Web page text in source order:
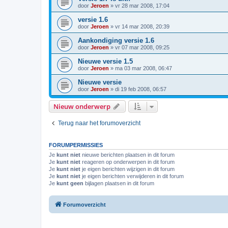
door Jeroen » vr 28 mar 2008, 17:04
versie 1.6
door Jeroen » vr 14 mar 2008, 20:39
Aankondiging versie 1.6
door Jeroen » vr 07 mar 2008, 09:25
Nieuwe versie 1.5
door Jeroen » ma 03 mar 2008, 06:47
Nieuwe versie
door Jeroen » di 19 feb 2008, 06:57
Nieuw onderwerp
Terug naar het forumoverzicht
FORUMPERMISSIES
Je kunt niet nieuwe berichten plaatsen in dit forum
Je kunt niet reageren op onderwerpen in dit forum
Je kunt niet je eigen berichten wijzigen in dit forum
Je kunt niet je eigen berichten verwijderen in dit forum
Je kunt geen bijlagen plaatsen in dit forum
Forumoverzicht